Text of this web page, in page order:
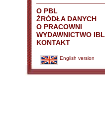
O PBL
ŹRÓDŁA DANYCH
O PRACOWNI
WYDAWNICTWO IBL
KONTAKT
English version